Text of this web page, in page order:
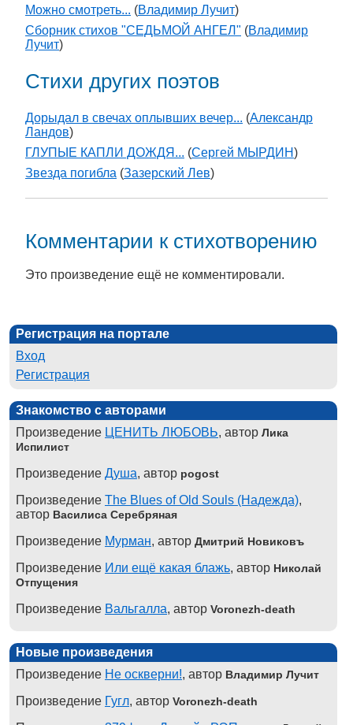
Можно смотреть... (Владимир Лучит)
Сборник стихов "СЕДЬМОЙ АНГЕЛ" (Владимир
Лучит)
Стихи других поэтов
Дорыдал в свечах оплывших вечер... (Александр
Ландов)
ГЛУПЫЕ КАПЛИ ДОЖДЯ... (Сергей МЫРДИН)
Звезда погибла (Зазерский Лев)
Комментарии к стихотворению
Это произведение ещё не комментировали.
Регистрация на портале
Вход
Регистрация
Знакомство с авторами
Произведение ЦЕНИТЬ ЛЮБОВЬ, автор Лика
Испилист
Произведение Душа, автор pogost
Произведение The Blues of Old Souls (Надежда),
автор Василиса Серебряная
Произведение Мурман, автор Дмитрий Новиковъ
Произведение Или ещё какая блажь, автор Николай
Отпущения
Произведение Вальгалла, автор Voronezh-death
Новые произведения
Произведение Не оскверни!, автор Владимир Лучит
Произведение Гугл, автор Voronezh-death